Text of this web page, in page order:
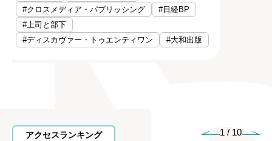
#クロスメディア・パブリッシング
#日経BP
#上司と部下
#ディスカヴァー・トゥエンティワン
#大和出版
アクセスランキング 1 / 10